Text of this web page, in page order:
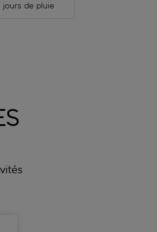
jours de pluie
journée à Pompéi et au